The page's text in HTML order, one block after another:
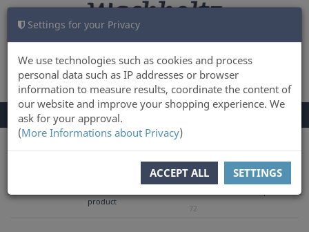
Settings for your Privacy
We use technologies such as cookies and process
personal data such as IP addresses or browser
information to measure results, coordinate the content of
our website and improve your shopping experience. We
ask for your approval.
(More Informations about Privacy)
ACCEPT ALL SETTINGS
LOG IN CART 0
TOGGLE
NAVIGATION
Menu
product
72